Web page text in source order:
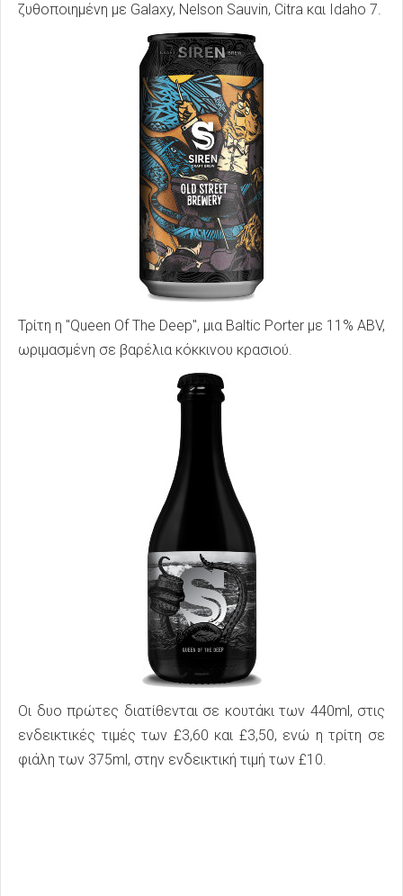
ζυθοποιημένη με Galaxy, Nelson Sauvin, Citra και Idaho 7.
Τρίτη η "Queen Of The Deep", μια Baltic Porter με 11% ABV,
ωριμασμένη σε βαρέλια κόκκινου κρασιού.
Οι δυο πρώτες διατίθενται σε κουτάκι των 440ml, στις
ενδεικτικές τιμές των £3,60 και £3,50, ενώ η τρίτη σε
φιάλη των 375ml, στην ενδεικτική τιμή των £10.